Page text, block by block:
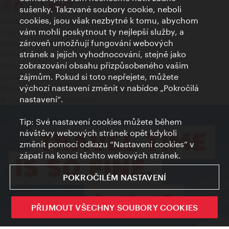
Kontakty
Credits
Prohlášení o ochraně osobních údajů
Terms of Use
Přístupnost
Kontakt pro tisk
Nastavení cookies
© Copyright Wien Tourismus
sušenky. Takzvané soubory cookie, neboli
cookies, jsou však nezbytné k tomu, abychom
vám mohli poskytnout ty nejlepší služby, a
zároveň umožňují fungování webových
stránek a jejich vyhodnocování, stejně jako
zobrazování obsahu přizpůsobeného vašim
zájmům. Pokud si toto nepřejete, můžete
výchozí nastavení změnit v nabídce „Pokročilá
nastavení“.
Tip: Své nastavení cookies můžete během
návštěvy webových stránek opět kdykoli
změnit pomocí odkazu “Nastavení cookies” v
zápatí na konci těchto webových stránek.
POKROČILÉM NASTAVENÍ
PŘIJMOUT VŠECHNY SOUBORY COOKIES